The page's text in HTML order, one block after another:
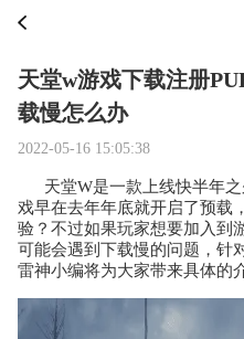
天堂w游戏下载注册
载慢怎么办
2022-05-16 15:05:38
天堂W是一款上线快半年之
戏早在去年年底就开启了预载
验？不过如果玩家想要加入到
可能会遇到下载慢的问题，针
雷神小编将为大家带来具体的